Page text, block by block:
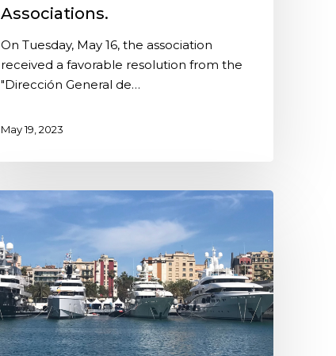
Associations.
On Tuesday, May 16, the association
received a favorable resolution from the
"Dirección General de…
May 19, 2023